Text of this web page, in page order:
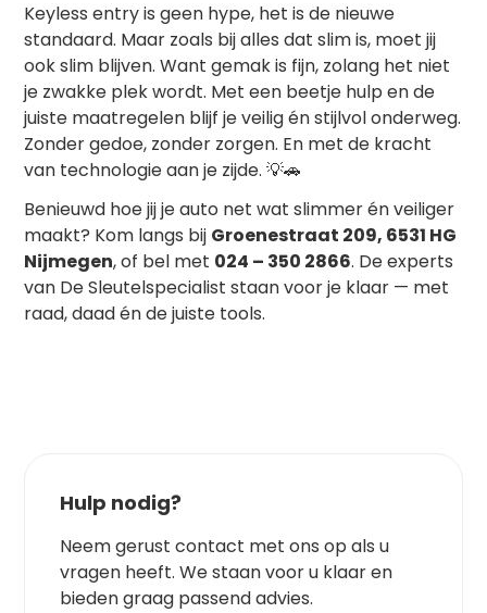
Keyless entry is geen hype, het is de nieuwe
standaard. Maar zoals bij alles dat slim is, moet jij
ook slim blijven. Want gemak is fijn, zolang het niet
je zwakke plek wordt. Met een beetje hulp en de
juiste maatregelen blijf je veilig én stijlvol onderweg.
Zonder gedoe, zonder zorgen. En met de kracht
van technologie aan je zijde. 💡🚗
Benieuwd hoe jij je auto net wat slimmer én veiliger
maakt? Kom langs bij Groenestraat 209, 6531 HG
Nijmegen, of bel met 024 – 350 2866. De experts
van De Sleutelspecialist staan voor je klaar — met
raad, daad én de juiste tools.
Hulp nodig?
Neem gerust contact met ons op als u
vragen heeft. We staan voor u klaar en
bieden graag passend advies.